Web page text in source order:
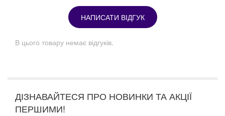
НАПИСАТИ ВІДГУК
В цього товару немає відгуків.
ДІЗНАВАЙТЕСЯ ПРО НОВИНКИ ТА АКЦІЇ
ПЕРШИМИ!